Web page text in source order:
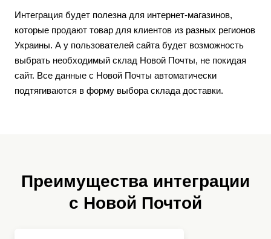
Интеграция будет полезна для интернет-магазинов,
которые продают товар для клиентов из разных регионов
Украины. А у пользователей сайта будет возможность
выбрать необходимый склад Новой Почты, не покидая
сайт. Все данные с Новой Почты автоматически
подтягиваются в форму выбора склада доставки.
Преимущества интеграции
с Новой Почтой